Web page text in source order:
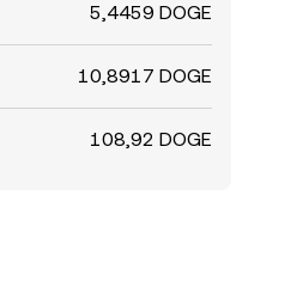
5,4459 DOGE
10,8917 DOGE
108,92 DOGE